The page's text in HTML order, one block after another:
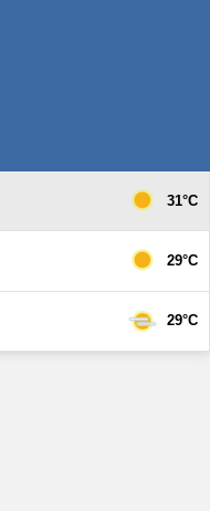
31°C
29°C
29°C